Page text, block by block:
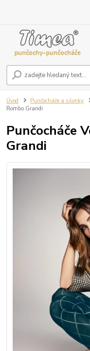
Úvod Punčocháče a silonky
Rombo Grandi
Punčocháče
Grandi